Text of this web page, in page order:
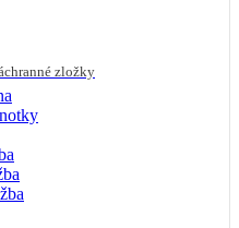
zložky